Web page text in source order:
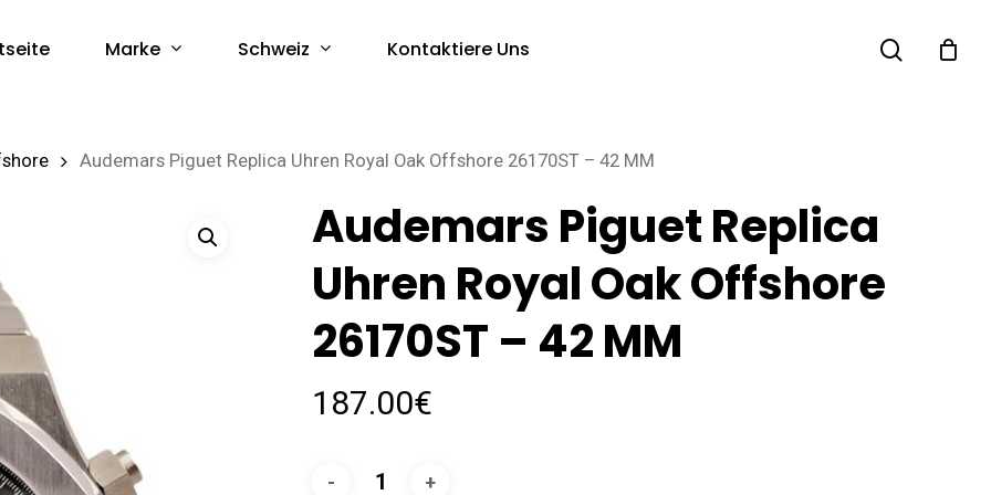
Marke Schweiz Kontaktiere Uns search
Audemars Piguet Replica Uhren Royal Oak Offshore 26170ST – 42 MM
Audemars Piguet Replica
Uhren Royal Oak Offshore
26170ST – 42 MM
187.00€